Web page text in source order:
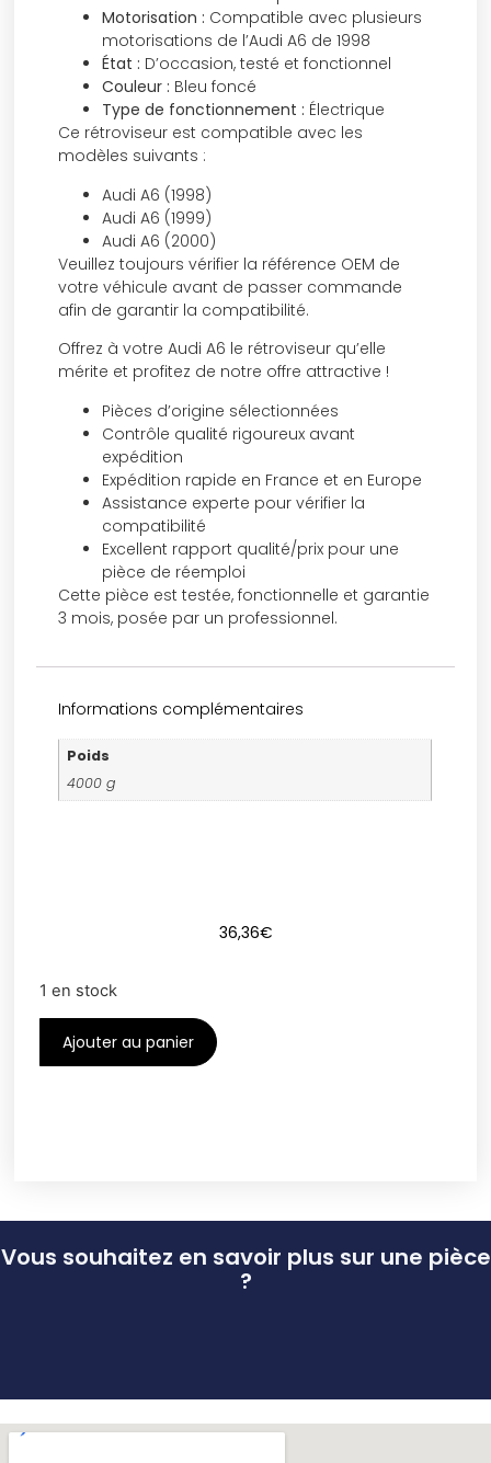
Motorisation : Compatible avec plusieurs
motorisations de l’Audi A6 de 1998
État : D’occasion, testé et fonctionnel
Couleur : Bleu foncé
Type de fonctionnement : Électrique
Ce rétroviseur est compatible avec les
modèles suivants :
Audi A6 (1998)
Audi A6 (1999)
Audi A6 (2000)
Veuillez toujours vérifier la référence OEM de
votre véhicule avant de passer commande
afin de garantir la compatibilité.
Offrez à votre Audi A6 le rétroviseur qu’elle
mérite et profitez de notre offre attractive !
Pièces d’origine sélectionnées
Contrôle qualité rigoureux avant
expédition
Expédition rapide en France et en Europe
Assistance experte pour vérifier la
compatibilité
Excellent rapport qualité/prix pour une
pièce de réemploi
Cette pièce est testée, fonctionnelle et garantie
3 mois, posée par un professionnel.
Informations complémentaires
Poids
4000 g
36,36€
1 en stock
Ajouter au panier
Vous souhaitez en savoir plus sur une pièce
?